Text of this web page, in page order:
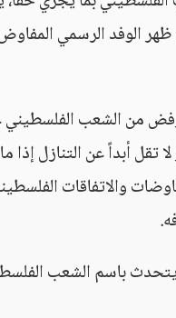
الوفد الرسمي
من الشعب
أبداً عن التنازل إذا ما
والاتفاقات
يتحدث باسم الشعب